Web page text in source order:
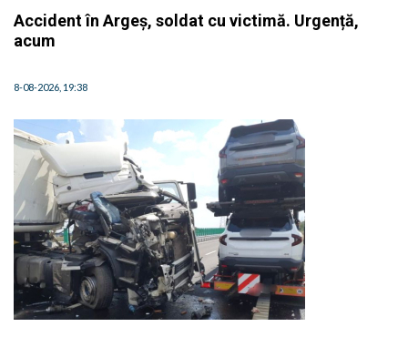
Accident în Argeș, soldat cu victimă. Urgență,
acum
8-08-2026, 19:38